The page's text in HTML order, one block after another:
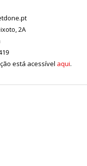
2A
está acessível aqui.